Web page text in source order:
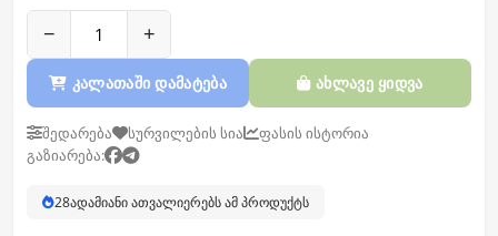
− +
კალათაში დამატება ახლავე ყიდვა
შედარება სურვილების სია
ფასის ისტორია
გაზიარება:
28ადამიანი ათვალიერებს ამ პროდუქტს